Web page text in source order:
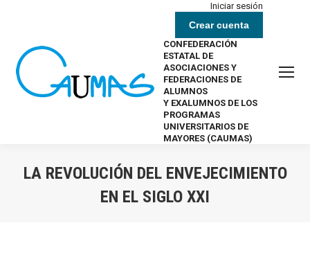
Iniciar sesión
Crear cuenta
CONFEDERACIÓN
ESTATAL DE
ASOCIACIONES Y
FEDERACIONES DE
ALUMNOS
Y EXALUMNOS DE LOS
PROGRAMAS
UNIVERSITARIOS DE
MAYORES (CAUMAS)
LA REVOLUCIÓN DEL ENVEJECIMIENTO
EN EL SIGLO XXI